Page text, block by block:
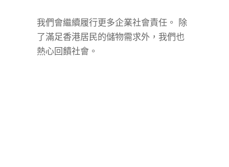
我們會繼續履行更多企業社會責任。 除
了滿足香港居民的儲物需求外，我們也
熱心回饋社會。